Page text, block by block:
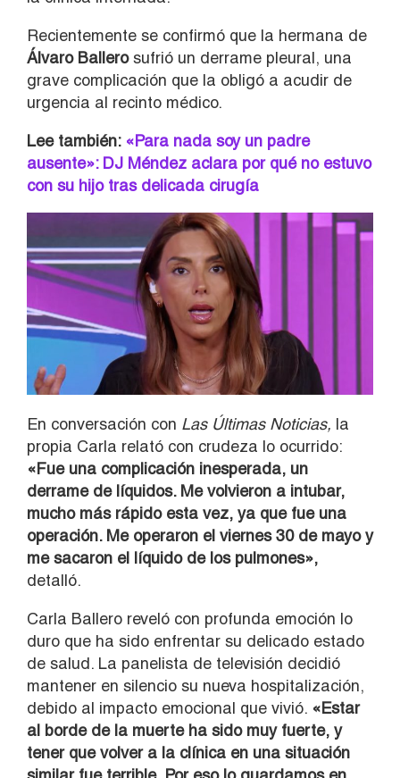
Recientemente se confirmó que la hermana de
Álvaro Ballerosufrió un derrame pleural, una
grave complicación que la obligó a acudir de
urgencia al recinto médico.
Lee también: «Para nada soy un padre
ausente»: DJ Méndez aclara por qué no estuvo
con su hijo tras delicada cirugía
En conversación con Las Últimas Noticias, la
propia Carla relató con crudeza lo ocurrido:
«Fue una complicación inesperada, un
derrame de líquidos. Me volvieron a intubar,
mucho más rápido esta vez, ya que fue una
operación. Me operaron el viernes 30 de mayo y
me sacaron el líquido de los pulmones»,
detalló.
Carla Ballero reveló con profunda emoción lo
duro que ha sido enfrentar su delicado estado
de salud. La panelista de televisión decidió
mantener en silencio su nueva hospitalización,
debido al impacto emocional que vivió. «Estar
al borde de la muerte ha sido muy fuerte, y
tener que volver a la clínica en una situación